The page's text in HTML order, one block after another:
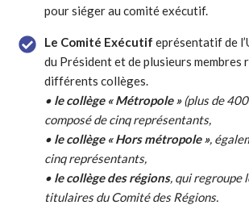
pour siéger au comité exécutif.
Le Comité Exécutif eprésentatif de
du Président et de plusieurs membres
différents collèges.
• le collège « Métropole »(plus de
composé de cinq représentants,
• le collège « Hors métropole »,
cinq représentants,
• le collège des régions, qui regroupe
titulaires du Comité des Régions.